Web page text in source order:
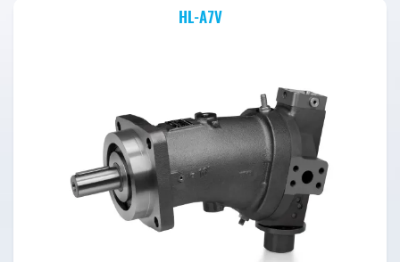
HL-A7V